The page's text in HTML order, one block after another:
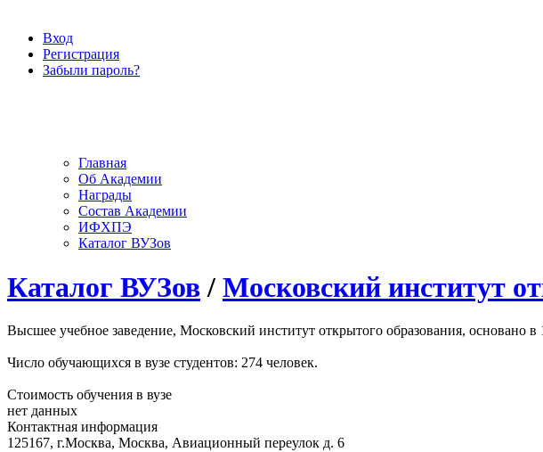
Вход
Регистрация
Забыли пароль?
Главная
Об Академии
Награды
Состав Академии
ИФХПЭ
Каталог ВУЗов
Каталог ВУЗов / Московский институт
Высшее учебное заведение, Московский институт открытого образования, основано
Число обучающихся в вузе студентов: 274 человек.
Стоимость обучения в вузе
нет данных
Контактная информация
125167, г.Москва, Москва, Авиационный переулок д. 6